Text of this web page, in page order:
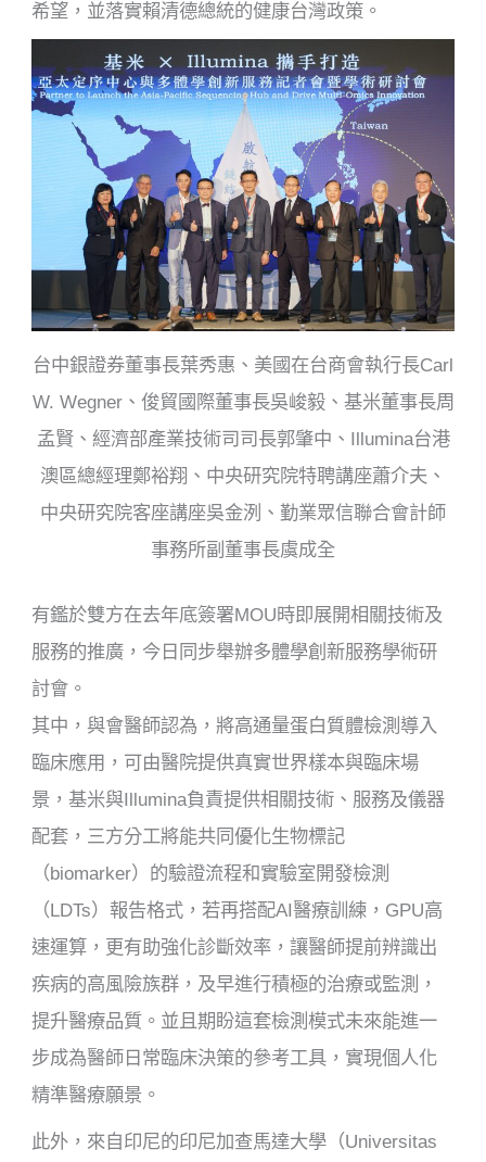
希望，並落實賴清德總統的健康台灣政策。
台中銀證券董事長葉秀惠、美國在台商會執行長Carl
W. Wegner、俊貿國際董事長吳峻毅、基米董事長周
孟賢、經濟部產業技術司司長郭肇中、Illumina台港
澳區總經理鄭裕翔、中央研究院特聘講座蕭介夫、
中央研究院客座講座吳金洌、勤業眾信聯合會計師
事務所副董事長虞成全
有鑑於雙方在去年底簽署MOU時即展開相關技術及
服務的推廣，今日同步舉辦多體學創新服務學術研
討會。
其中，與會醫師認為，將高通量蛋白質體檢測導入
臨床應用，可由醫院提供真實世界樣本與臨床場
景，基米與Illumina負責提供相關技術、服務及儀器
配套，三方分工將能共同優化生物標記
（biomarker）的驗證流程和實驗室開發檢測
（LDTs）報告格式，若再搭配AI醫療訓練，GPU高
速運算，更有助強化診斷效率，讓醫師提前辨識出
疾病的高風險族群，及早進行積極的治療或監測，
提升醫療品質。並且期盼這套檢測模式未來能進一
步成為醫師日常臨床決策的參考工具，實現個人化
精準醫療願景。
此外，來自印尼的印尼加查馬達大學（Universitas